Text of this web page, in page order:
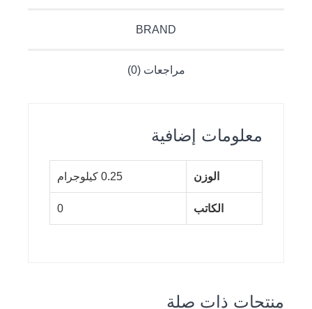
BRAND
مراجعات (0)
معلومات إضافية
الوزن 0.25 كيلوجرام
الكاتب 0
منتجات ذات صلة